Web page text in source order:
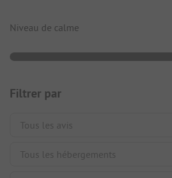
Niveau de calme
Filtrer par